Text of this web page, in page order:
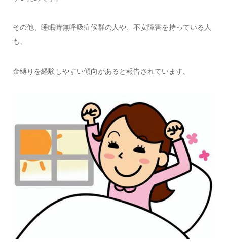
その他、睡眠時無呼吸症候群の人や、不安障害を持っている人
も、
金縛りを経験しやすい傾向があると報告されています。